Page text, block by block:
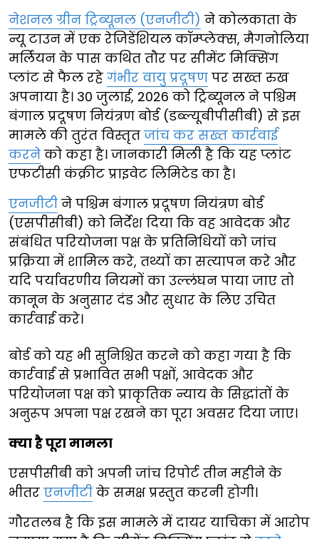
नेशनल ग्रीन ट्रिब्यूनल (एनजीटी) ने कोलकाता के
न्यू टाउन में एक रेजिडेंशियल कॉम्प्लेक्स, मैगनोलिया
मर्लियन के पास कथित तौर पर सीमेंट मिक्सिंग
प्लांट से फैल रहे गंभीर वायु प्रदूषण पर सख्त रुख
अपनाया है। 30 जुलाई, 2026 को ट्रिब्यूनल ने पश्चिम
बंगाल प्रदूषण नियंत्रण बोर्ड (डब्ल्यूबीपीसीबी) से इस
मामले की तुरंत विस्तृत जांच कर सख्त कार्रवाई
करने को कहा है। जानकारी मिली है कि यह प्लांट
एफटीसी कंक्रीट प्राइवेट लिमिटेड का है।
एनजीटी ने पश्चिम बंगाल प्रदूषण नियंत्रण बोर्ड
(एसपीसीबी) को निर्देश दिया कि वह आवेदक और
संबंधित परियोजना पक्ष के प्रतिनिधियों को जांच
प्रक्रिया में शामिल करे, तथ्यों का सत्यापन करे और
यदि पर्यावरणीय नियमों का उल्लंघन पाया जाए तो
कानून के अनुसार दंड और सुधार के लिए उचित
कार्रवाई करे।
बोर्ड को यह भी सुनिश्चित करने को कहा गया है कि
कार्रवाई से प्रभावित सभी पक्षों, आवेदक और
परियोजना पक्ष को प्राकृतिक न्याय के सिद्धांतों के
अनुरूप अपना पक्ष रखने का पूरा अवसर दिया जाए।
क्या है पूरा मामला
एसपीसीबी को अपनी जांच रिपोर्ट तीन महीने के
भीतर एनजीटी के समक्ष प्रस्तुत करनी होगी।
गौरतलब है कि इस मामले में दायर याचिका में आरोप